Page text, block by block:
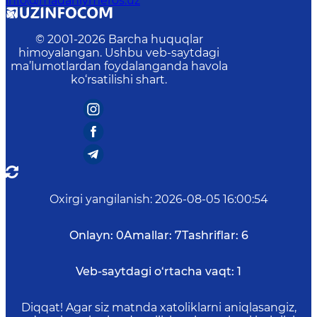
© 2001-2026 Barcha huquqlar
himoyalangan. Ushbu veb-saytdagi
ma’lumotlardan foydalanganda havola
ko‘rsatilishi shart.
Oxirgi yangilanish: 2026-08-05 16:00:54
Onlayn: 0Amallar: 7Tashriflar: 6
Veb-saytdagi o‘rtacha vaqt: 1
Diqqat! Agar siz matnda xatoliklarni aniqlasangiz,